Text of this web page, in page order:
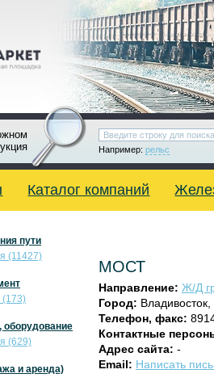
Например: рельс
Каталог компаний
МОСТ
Направление: Ж/Д
Город: Владивосток,
Телефон, факс:
Контактные
Адрес сайта: -
Email: Написать
пути
(11427)
оборудование
(629)
и аренда)